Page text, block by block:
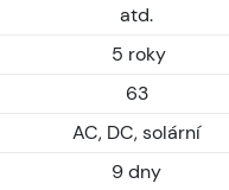
atd.
5 roky
63
AC, DC, solární
9 dny